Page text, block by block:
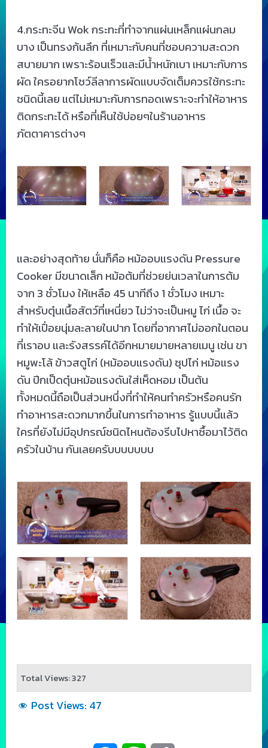
4.กระทะจีน Wok กระทะที่ทำจากแผ่นเหล็กแผ่นกลม
บาง เป็นทรงก้นลึก ที่เหมาะกับคนที่ชอบความสะดวก
สบายมาก เพราะร้อนเร็วและมีน้ำหนักเบา เหมาะกับการ
ผัด ใครอยากโชว์ลีลาการผัดแบบจัดเต็มควรใช้กระทะ
ชนิดนี้เลย แต่ไม่เหมาะกับการทอดเพราะจะทำให้อาหาร
ติดกระทะได้ หรือที่เห็นใช้บ่อยๆในร้านอาหาร
ภัตตาคารต่างๆ
และอย่างสุดท้าย นั่นก็คือ หม้ออบแรงดัน Pressure
Cooker มีขนาดเล็ก หม้อต้มที่ช่วยย่นเวลาในการต้ม
จาก 3 ชั่วโมง ให้เหลือ 45 นาทีถึง 1 ชั่วโมง เหมาะ
สำหรับตุ๋นเนื้อสัตว์ที่เหนี่ยว ไม่ว่าจะเป็นหมู ไก่ เนื้อ จะ
ทำให้เปื่อยนุ่มละลายในปาก โดยที่อากาศไม่ออกในตอน
ที่เราอบ และรังสรรค์ได้อีกหมายมายหลายเมนู เช่น ขา
หมูพะโล้ ข้าวสตูไก่ (หม้ออบแรงดัน) ซุปไก่ หม้อแรง
ดัน ปีกเป็ดตุ๋นหม้อแรงดันใส่เห็ดหอม เป็นต้น
ทั้งหมดนี้ถือเป็นส่วนหนึ่งที่ทำให้คนทำครัวหรือคนรัก
ทำอาหารสะดวกมากขึ้นในการทำอาหาร รู้แบบนี้แล้ว
ใครที่ยังไม่มีอุปกรณ์ชนิดไหนต้องรีบไปหาซื้อมาไว้ติด
ครัวในบ้าน กันเลยครับบบบบบบ
Total Views: 327
Post Views: 47